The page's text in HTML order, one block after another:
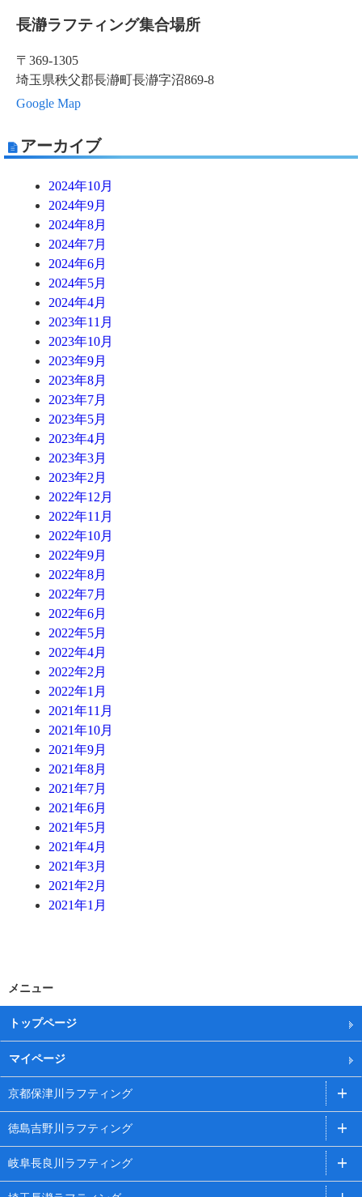
長瀞ラフティング集合場所
〒369-1305
埼玉県秩父郡長瀞町長瀞字沼869-8
Google Map
アーカイブ
2024年10月
2024年9月
2024年8月
2024年7月
2024年6月
2024年5月
2024年4月
2023年11月
2023年10月
2023年9月
2023年8月
2023年7月
2023年5月
2023年4月
2023年3月
2023年2月
2022年12月
2022年11月
2022年10月
2022年9月
2022年8月
2022年7月
2022年6月
2022年5月
2022年4月
2022年2月
2022年1月
2021年11月
2021年10月
2021年9月
2021年8月
2021年7月
2021年6月
2021年5月
2021年4月
2021年3月
2021年2月
2021年1月
メニュー
トップページ
マイページ
京都保津川ラフティング
徳島吉野川ラフティング
岐阜長良川ラフティング